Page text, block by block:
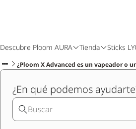
Descubre Ploom AURA Tienda Sticks
¿Ploom X Advanced es un vapeador o
¿En qué podemos